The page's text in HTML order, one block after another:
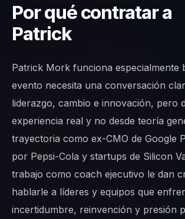
Por qué contratar a
Patrick
Patrick Mork funciona especialmente
evento necesita una conversación
liderazgo, cambio e innovación, pero
experiencia real y no desde teoría
trayectoria como ex-CMO de Google
por Pepsi-Cola y startups de Silicon
trabajo como coach ejecutivo le dan
hablarle a líderes y equipos que
incertidumbre, reinvención y presión